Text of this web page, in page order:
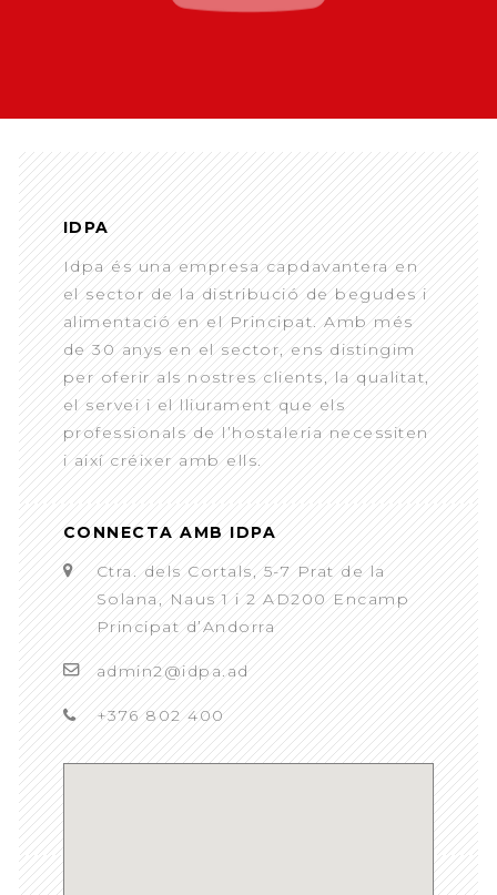
IDPA
Idpa és una empresa capdavantera en
el sector de la distribució de begudes i
alimentació en el Principat. Amb més
de 30 anys en el sector, ens distingim
per oferir als nostres clients, la qualitat,
el servei i el lliurament que els
professionals de l’hostaleria necessiten
i així créixer amb ells.
CONNECTA AMB IDPA
Ctra. dels Cortals, 5-7 Prat de la
Solana, Naus 1 i 2 AD200 Encamp
Principat d’Andorra
admin2@idpa.ad
+376 802 400